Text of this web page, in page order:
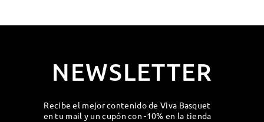
NEWSLETTER
Recibe el mejor contenido de Viva Basquet
en tu mail y un cupón con -10% en la tienda